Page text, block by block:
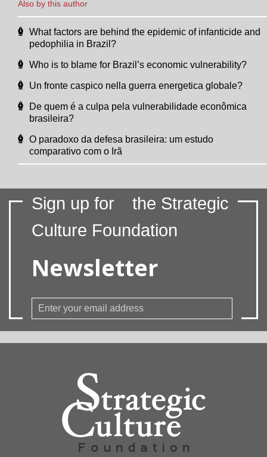
Also by this author
What factors are behind the epidemic of infanticide and
pedophilia in Brazil?
Who is to blame for Brazil’s economic vulnerability?
Un fronte caspico nella guerra energetica globale?
De quem é a culpa pela vulnerabilidade econômica
brasileira?
O paradoxo da defesa brasileira: um estudo
comparativo com o Irã
Sign up for
the Strategic
Culture Foundation
Newsletter